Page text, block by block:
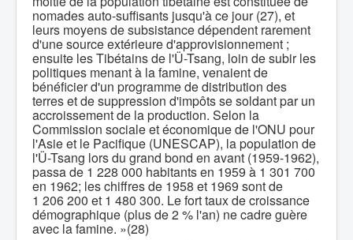
nomades auto-suffisants jusqu'à ce jour (27), et
leurs moyens de subsistance dépendent rarement
d'une source extérieure d'approvisionnement ;
ensuite les Tibétains de l'Ü-Tsang, loin de subir les
politiques menant à la famine, venaient de
bénéficier d'un programme de distribution des
terres et de suppression d'impôts se soldant par un
accroissement de la production. Selon la
Commission sociale et économique de l'ONU pour
l'Asie et le Pacifique (UNESCAP), la population de
l'Ü-Tsang lors du grand bond en avant (1959-1962),
passa de 1 228 000 habitants en 1959 à 1 301 700
en 1962; les chiffres de 1958 et 1969 sont de
1 206 200 et 1 480 300. Le fort taux de croissance
démographique (plus de 2 % l'an) ne cadre guère
avec la famine. »(28)